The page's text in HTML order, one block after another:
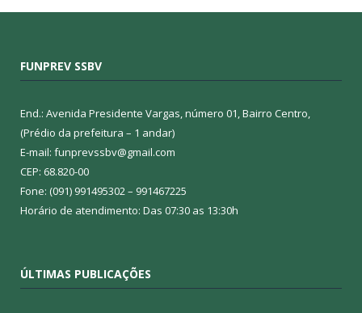
FUNPREV SSBV
End.: Avenida Presidente Vargas, número 01, Bairro Centro,
(Prédio da prefeitura – 1 andar)
E-mail: funprevssbv@gmail.com
CEP: 68.820-00
Fone: (091) 991495302 – 991467225
Horário de atendimento: Das 07:30 as 13:30h
ÚLTIMAS PUBLICAÇÕES